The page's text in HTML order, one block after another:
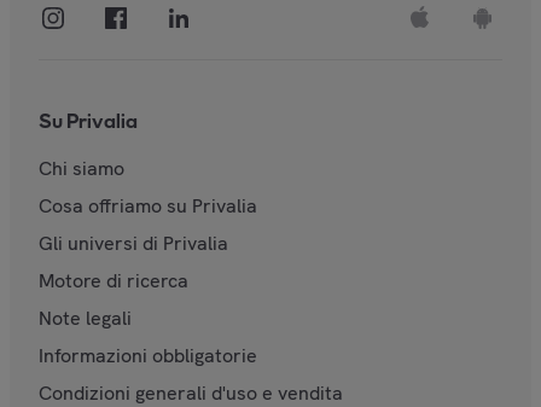
Su Privalia
Chi siamo
Cosa offriamo su Privalia
Gli universi di Privalia
Motore di ricerca
Note legali
Informazioni obbligatorie
Condizioni generali d'uso e vendita